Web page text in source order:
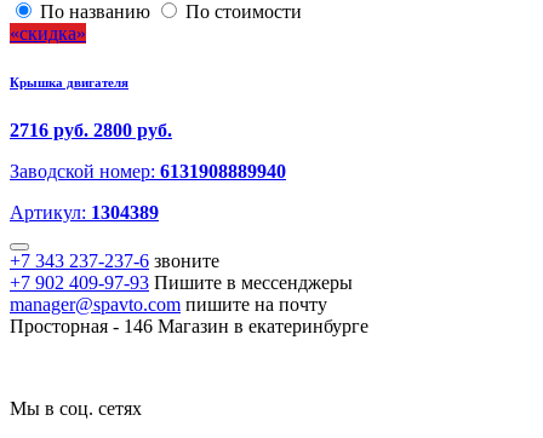
По названию
По стоимости
скидка
Крышка двигателя
2716 руб. 2800 руб.
Заводской номер: 6131908889940
Артикул: 1304389
+7 343 237-237-6 звоните
+7 902 409-97-93 Пишите в мессенджеры
manager@spavto.com пишите на почту
Просторная - 146 Магазин в екатеринбурге
Мы в соц. сетях